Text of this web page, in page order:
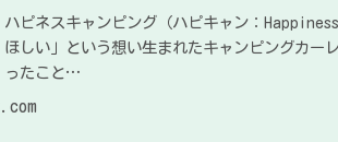
ハピネスキャンピング（ハピキャン：
ほしい」という想い生まれたキャンピングカー
ったこと…